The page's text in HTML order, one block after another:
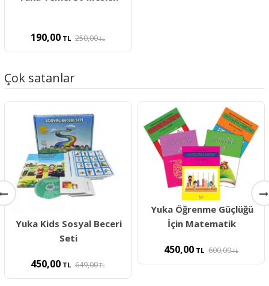
190,00 TL 250,00TL
Çok satanlar
Yuka Kids Sosyal Beceri
Seti
450,00 TL 649,00TL
Yuka Öğrenme Güçlüğü
İçin Matematik
450,00 TL 600,00TL